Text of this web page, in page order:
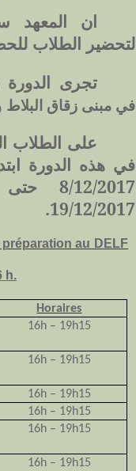
ان المعهد
لتحضير الطلاب
تجرى الدورة بين 20/12/2017 و
في مبنى زقاق البلاط
على الطلاب
في هذه الدورة
8/12/
19/12/2017.
au DELF
h.
Horaires
16h – 19h15
16h – 19h15
16h – 19h15
16h – 19h15
16h – 19h15
16h – 19h15